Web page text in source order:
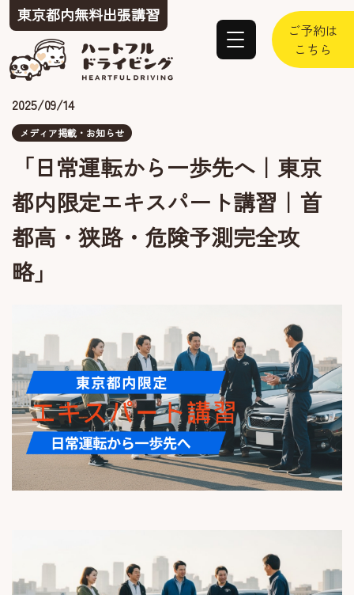
東京都内無料出張講習
ご予約は
こちら
2025/09/14
メディア掲載・お知らせ
「日常運転から一歩先へ｜東京
都内限定エキスパート講習｜首
都高・狭路・危険予測完全攻
略」